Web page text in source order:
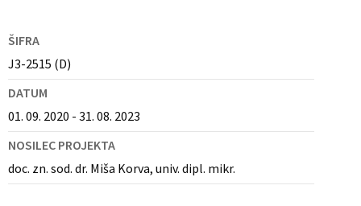
ŠIFRA
J3-2515 (D)
DATUM
01. 09. 2020 - 31. 08. 2023
NOSILEC PROJEKTA
doc. zn. sod. dr. Miša Korva, univ. dipl. mikr.